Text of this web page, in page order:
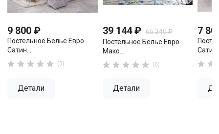
9 800 ₽
Постельное Белье Евро
Сатин...
     (0)
Детали
39 144 ₽ 65 240 ₽
Постельное Белье Евро
Мако...
     (0)
Детали
7
 